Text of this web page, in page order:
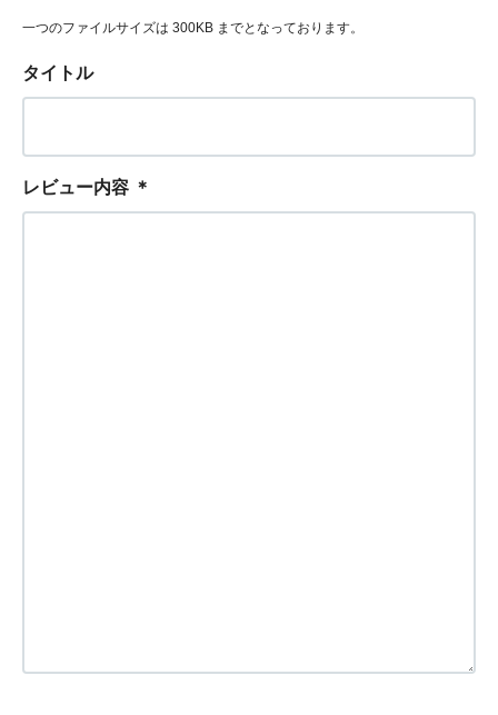
一つのファイルサイズは 300KB までとなっております。
タイトル
レビュー内容 ＊